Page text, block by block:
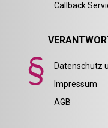
Callback
Datenschutz
Impressum
AGB